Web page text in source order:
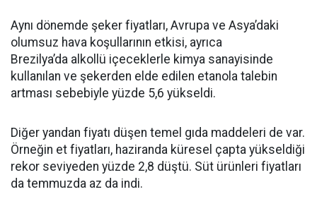
Aynı dönemde şeker fiyatları, Avrupa ve Asya’daki
olumsuz hava koşullarının etkisi, ayrıca
Brezilya’da alkollü içeceklerle kimya sanayisinde
kullanılan ve şekerden elde edilen etanola talebin
artması sebebiyle yüzde 5,6 yükseldi.
Diğer yandan fiyatı düşen temel gıda maddeleri de var.
Örneğin et fiyatları, haziranda küresel çapta yükseldiği
rekor seviyeden yüzde 2,8 düştü. Süt ürünleri fiyatları
da temmuzda az da indi.